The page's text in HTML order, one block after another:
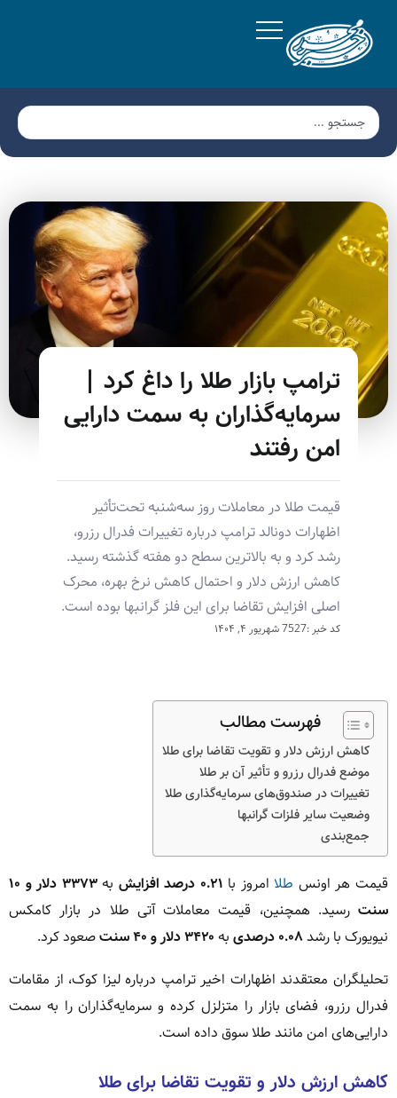
ترامپ بازار طلا را داغ کرد |
سرمایه‌گذاران به سمت دارایی
امن رفتند
قیمت طلا در معاملات روز سه‌شنبه تحت‌تأثیر
اظهارات دونالد ترامپ درباره تغییرات فدرال رزرو،
رشد کرد و به بالاترین سطح دو هفته گذشته رسید.
کاهش ارزش دلار و احتمال کاهش نرخ بهره، محرک
اصلی افزایش تقاضا برای این فلز گرانبها بوده است.
کد خبر :7527 شهریور ۴, ۱۴۰۴
فهرست مطالب
کاهش ارزش دلار و تقویت تقاضا برای طلا
موضع فدرال رزرو و تأثیر آن بر طلا
تغییرات در صندوق‌های سرمایه‌گذاری طلا
وضعیت سایر فلزات گرانبها
جمع‌بندی
قیمت هر اونس طلا امروز با ۰.۲۱ درصد افزایش به
۳۳۷۳ دلار و ۱۰
سنت رسید. همچنین، قیمت معاملات آتی طلا در بازار کامکس
نیویورک با رشد۰.۰۸ درصدی به ۳۴۲۰ دلار و ۴۰ سنت
صعود کرد.
تحلیلگران معتقدند اظهارات اخیر ترامپ درباره لیزا کوک، از مقامات
فدرال رزرو، فضای بازار را متزلزل کرده و سرمایه‌گذاران را به سمت
دارایی‌های امن مانند طلا سوق داده است.
کاهش ارزش دلار و تقویت تقاضا برای طلا